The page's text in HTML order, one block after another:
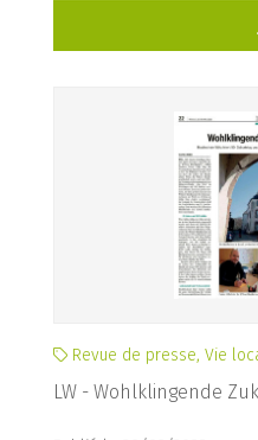
Revue de presse, Vie
LW - Wohlklingende